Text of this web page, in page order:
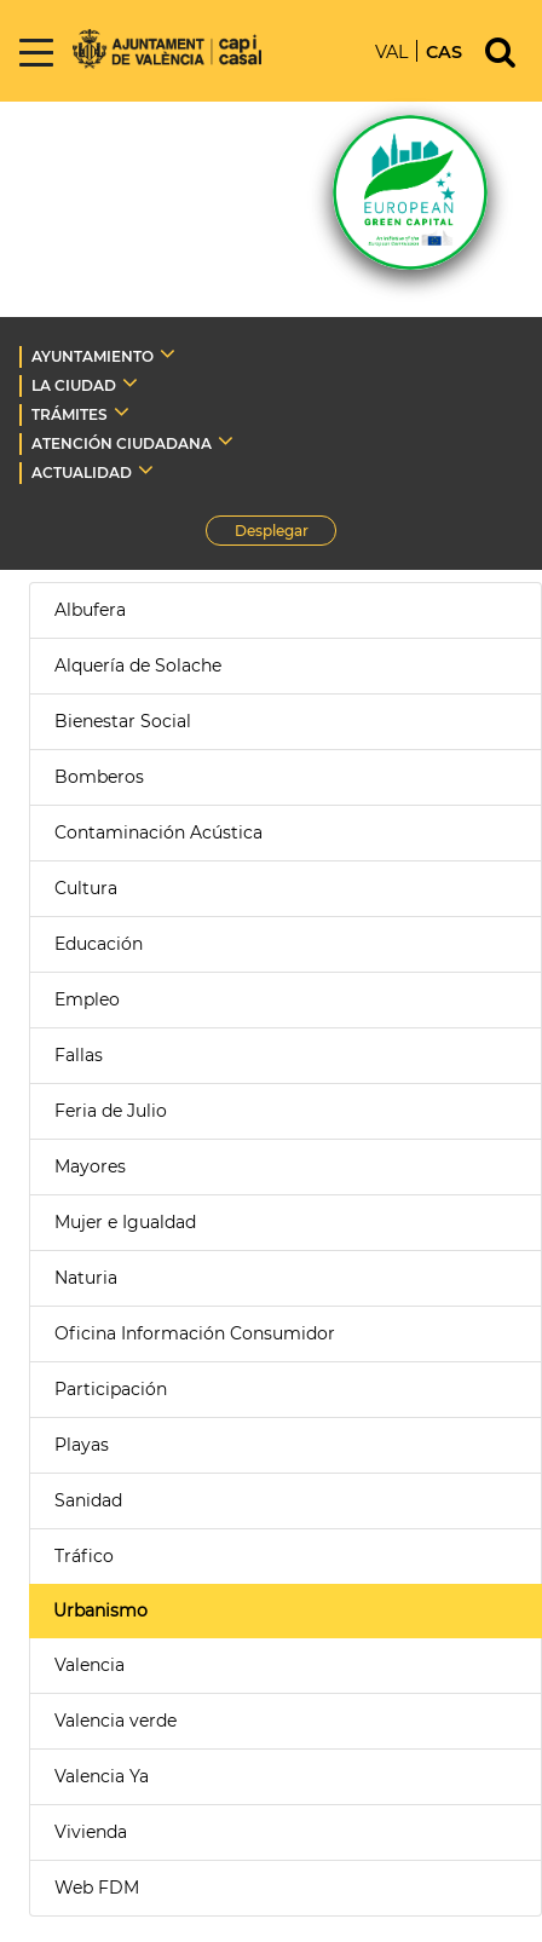
VAL CAS
AYUNTAMIENTO
LA CIUDAD
TRÁMITES
ATENCIÓN CIUDADANA
ACTUALIDAD
Desplegar
Albufera
Alquería de Solache
Bienestar Social
Bomberos
Contaminación Acústica
Cultura
Educación
Empleo
Fallas
Feria de Julio
Mayores
Mujer e Igualdad
Naturia
Oficina Información Consumidor
Participación
Playas
Sanidad
Tráfico
Urbanismo
Valencia
Valencia verde
Valencia Ya
Vivienda
Web FDM